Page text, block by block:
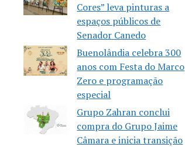
Cores” leva pinturas a
espaços públicos de
Senador Canedo
Buenolândia celebra 300
anos com Festa do Marco
Zero e programação
especial
Grupo Zahran conclui
compra do Grupo Jaime
Câmara e inicia transição